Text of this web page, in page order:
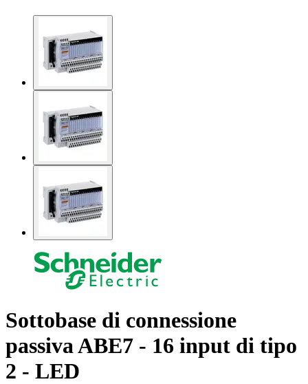
Sottobase di connessione
passiva ABE7 - 16 input di tipo
2 - LED